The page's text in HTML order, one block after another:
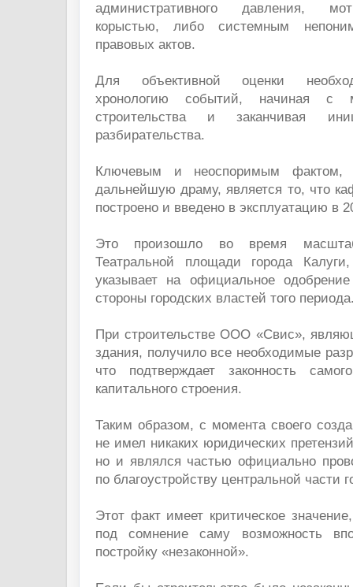
административного давления,
корыстью, либо системным
правовых актов.
Для объективной оценки
хронологию событий, начиная с
строительства и заканчивая
разбирательства.
Ключевым и неоспоримым фактом,
дальнейшую драму, является то, что
построено и введено в эксплуатацию в
Это произошло во время
Театральной площади города
указывает на официальное
стороны городских властей того
При строительстве ООО «Свис»,
здания, получило все необходимые
что подтверждает законность
капитального строения.
Таким образом, с момента своего
не имел никаких юридических
но и являлся частью официально
по благоустройству центральной части
Этот факт имеет критическое
под сомнение саму возможность
постройку «незаконной».